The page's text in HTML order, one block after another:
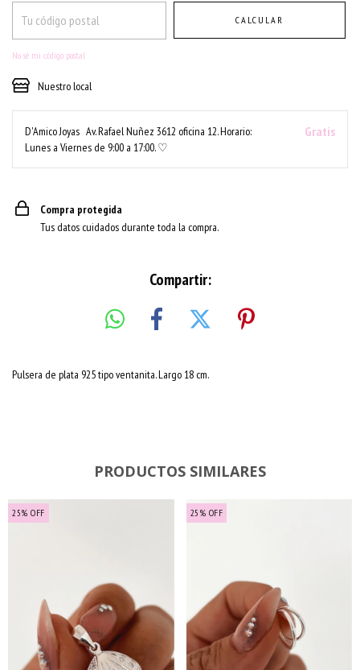
CALCULAR
No sé mi código postal
Nuestro local
D'Amico Joyas Av. Rafael Nuñez 3612 oficina 12. Horario:
Lunes a Viernes de 9:00 a 17:00. ♡
Gratis
Compra protegida
Tus datos cuidados durante toda la compra.
Compartir:
Pulsera de plata 925 tipo ventanita. Largo 18 cm.
PRODUCTOS SIMILARES
25% OFF 25 % OFF